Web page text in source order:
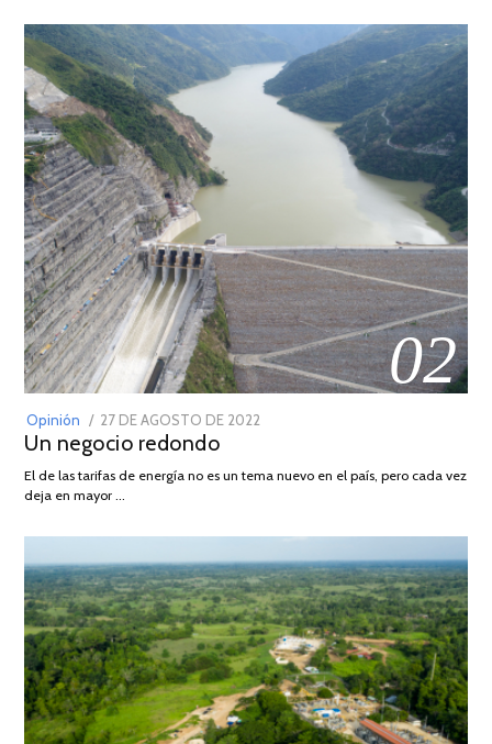
02
Opinión
POSTED
ON
27 DE AGOSTO DE 2022
DE
Un negocio redondo
El de las tarifas de energía no es un tema nuevo en el país, pero cada vez
deja en mayor …